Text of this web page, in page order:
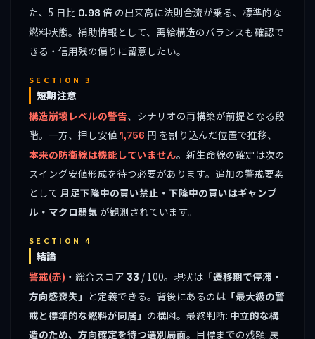
た、5 日比 0.98 倍 の出来高に法則合流が乗る、標準的な
燃料状態。補助情報として、需給構造のバランスも確認で
きる・信用残の偏りに留意したい。
SECTION 3
短期注意
構造崩壊レベルの警告、シナリオの再構築が前提となる段
階。一方、押し安値1,756 円 を割り込んだ位置で推移、
本来の防衛線は機能していません。新生命線の確定は次の
スイング安値形成を待つ必要があります。追加の警戒要素
として 月足下降中の買い禁止・下降中の買いはギャンブ
ル・マクロ弱気 が観測されています。
SECTION 4
結論
警戒(赤) ・総合スコア 33 / 100。現状は 「遷移期で停滞・
方向感喪失」 と定義できる。背後にあるのは 「最大級の警
戒と標準的な燃料が同居」 の構図。最終判断: 中立的な構
造のため、方向確定を待つ選別局面。目標までの残額: 戻